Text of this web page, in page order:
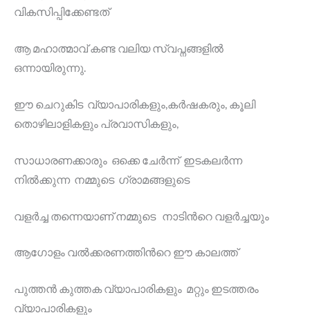
വികസിപ്പിക്കേണ്ടത്
ആ മഹാത്മാവ് കണ്ട വലിയ സ്വപ്നങ്ങളിൽ
ഒന്നായിരുന്നു.
ഈ ചെറുകിട വ്യാപാരികളും,കർഷകരും, കൂലി
തൊഴിലാളികളും പ്രവാസികളും,
സാധാരണക്കാരും ഒക്കെ ചേർന്ന് ഇടകലർന്ന
നിൽക്കുന്ന നമ്മുടെ ഗ്രാമങ്ങളുടെ
വളർച്ച തന്നെയാണ് നമ്മുടെ നാടിൻറെ വളർച്ചയും
ആഗോളം വൽക്കരണത്തിൻറെ ഈ കാലത്ത്
പുത്തൻ കുത്തക വ്യാപാരികളും മറ്റും ഇടത്തരം
വ്യാപാരികളും